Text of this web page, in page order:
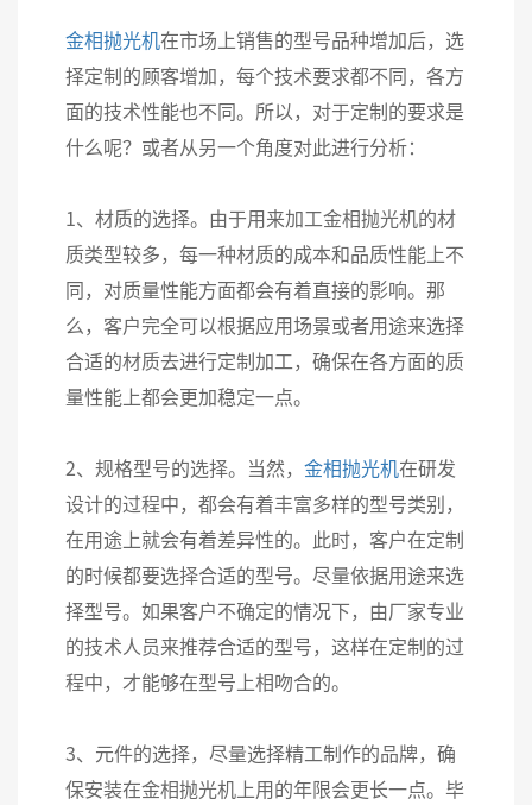
金相抛光机在市场上销售的型号品种增加后，选
择定制的顾客增加，每个技术要求都不同，各方
面的技术性能也不同。所以，对于定制的要求是
什么呢？或者从另一个角度对此进行分析：
1、材质的选择。由于用来加工金相抛光机的材
质类型较多，每一种材质的成本和品质性能上不
同，对质量性能方面都会有着直接的影响。那
么，客户完全可以根据应用场景或者用途来选择
合适的材质去进行定制加工，确保在各方面的质
量性能上都会更加稳定一点。
2、规格型号的选择。当然， 金相抛光机在研发
设计的过程中，都会有着丰富多样的型号类别，
在用途上就会有着差异性的。此时，客户在定制
的时候都要选择合适的型号。尽量依据用途来选
择型号。如果客户不确定的情况下，由厂家专业
的技术人员来推荐合适的型号，这样在定制的过
程中，才能够在型号上相吻合的。
3、元件的选择，尽量选择精工制作的品牌，确
保安装在金相抛光机上用的年限会更长一点。毕